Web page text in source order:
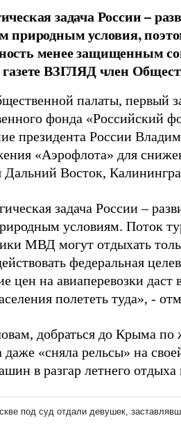
задача России –
природным условия,
менее защищенным
газете ВЗГЛЯД член
палаты, первый
фонда «Российский
президента России
«Аэрофлота» для
Дальний Восток,
задача России –
условиям. Поток
МВД могут отдыхать
федеральная
цен на авиаперевозки
полететь туда», -
добраться до Крыма по
даже «сняла рельсы» на
в разгар летнего